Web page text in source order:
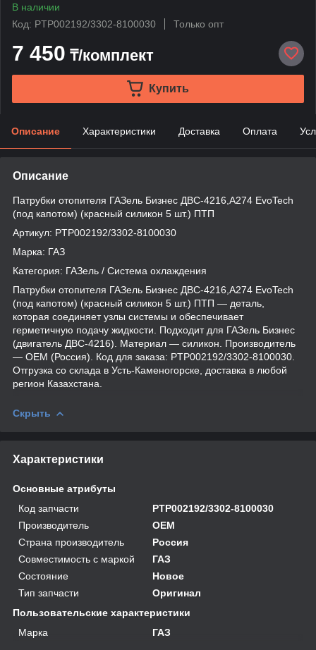
В наличии
Код: PTP002192/3302-8100030
Только опт
7 450 ₸/комплект
Купить
Описание Характеристики Доставка Оплата
Описание
Патрубки отопителя ГАЗель Бизнес ДВС-4216,А274 EvoTech
(под капотом) (красный силикон 5 шт.) ПТП
Артикул: PTP002192/3302-8100030
Марка: ГАЗ
Категория: ГАЗель / Система охлаждения
Патрубки отопителя ГАЗель Бизнес ДВС-4216,А274 EvoTech
(под капотом) (красный силикон 5 шт.) ПТП — деталь,
которая соединяет узлы системы и обеспечивает
герметичную подачу жидкости. Подходит для ГАЗель Бизнес
(двигатель ДВС-4216). Материал — силикон. Производитель
— OEM (Россия). Код для заказа: PTP002192/3302-8100030.
Отгрузка со склада в Усть-Каменогорске, доставка в любой
регион Казахстана.
Скрыть
Характеристики
Основные атрибуты
Код запчасти
PTP002192/3302-8100030
Производитель
OEM
Страна производитель
Россия
Совместимость с маркой
ГАЗ
Состояние
Новое
Тип запчасти
Оригинал
Пользовательские характеристики
Марка
ГАЗ